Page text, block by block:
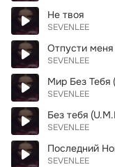
Не твоя
SEVENLEE
Отпусти меня
SEVENLEE
Мир Без Тебя
SEVENLEE
Без тебя
SEVENLEE
Последний
SEVENLEE